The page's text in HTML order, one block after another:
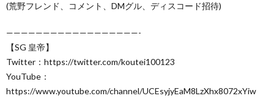
(荒野フレンド、コメント、DMグル、ディスコード招待)
——————————————————-
【SG 皇帝】
Twitter：https://twitter.com/koutei100123
YouTube：
https://www.youtube.com/channel/UCEsyjyEaM8LzXhx8072xYiw